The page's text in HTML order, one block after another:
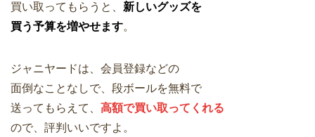
買い取ってもらうと、 新しいグッズを
買う予算を増やせます。
ジャニヤードは、会員登録などの
面倒なことなしで、段ボールを無料で
送ってもらえて、 高額で買い取ってくれる
ので、評判いいですよ。